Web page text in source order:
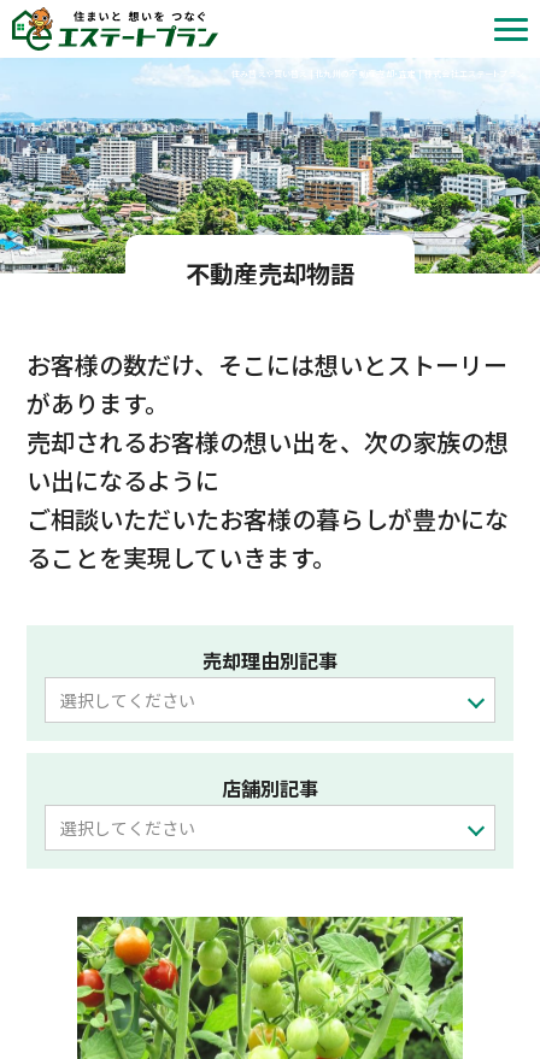
住み替えや買い替え | 北九州の不動産売却・査定 | 株式会社エステートプラン
不動産売却物語
お客様の数だけ、そこには想いとストーリー
があります。
売却されるお客様の想い出を、次の家族の想
い出になるように
ご相談いただいたお客様の暮らしが豊かにな
ることを実現していきます。
売却理由別記事
選択してください
店舗別記事
選択してください